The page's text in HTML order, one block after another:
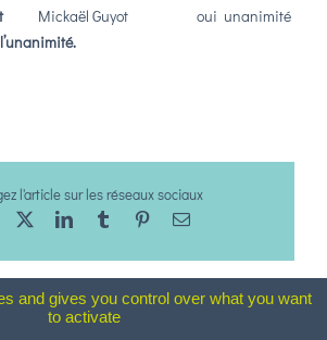
Mickaël Guyot oui unanimité
l'article sur les réseaux sociaux
Facebook LinkedInTumblr PinterestEmail
and gives you control over what you want
to activate